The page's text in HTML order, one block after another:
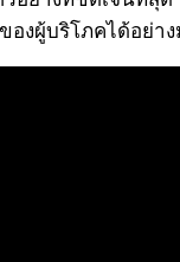
งผู้บริโภคได้อย่า